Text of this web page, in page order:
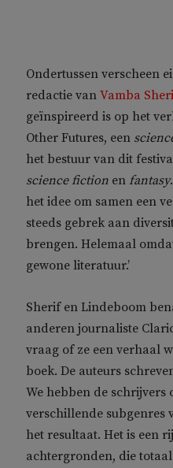
Ondertussen verscheen
redactie van Vamba
geïnspireerd is op het
Other Futures, een
het bestuur van dit
science fiction en fantasy
het idee om samen een
steeds gebrek aan
brengen. Helemaal
gewone literatuur.’
Sherif en Lindeboom
anderen journaliste
vraag of ze een verhaal
boek. De auteurs
We hebben de
verschillende subgenres
het resultaat. Het is een
achtergronden, die